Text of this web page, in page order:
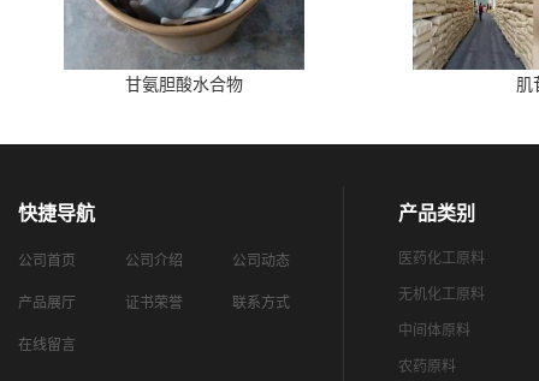
甘氨胆酸水合物 肌
快捷导航
公司首页 公司介绍 公司动态
产品展厅 证书荣誉 联系方式
在线留言
产品类别
医药化工原料
无机化工原料
中间体原料
农药原料